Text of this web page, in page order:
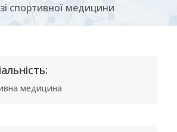
спортивної медицини
медицина